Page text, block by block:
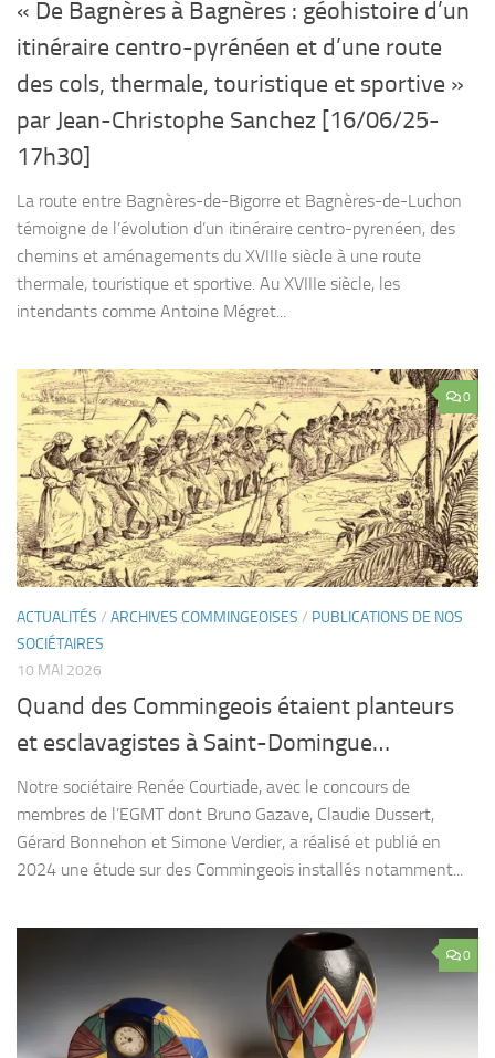
« De Bagnères à Bagnères : géohistoire d’un
itinéraire centro-pyrénéen et d’une route
des cols, thermale, touristique et sportive »
par Jean-Christophe Sanchez [16/06/25-
17h30]
La route entre Bagnères-de-Bigorre et Bagnères-de-Luchon
témoigne de l’évolution d’un itinéraire centro-pyrenéen, des
chemins et aménagements du XVIIIe siècle à une route
thermale, touristique et sportive. Au XVIIIe siècle, les
intendants comme Antoine Mégret...
0
ACTUALITÉS / ARCHIVES COMMINGEOISES / PUBLICATIONS DE NOS
SOCIÉTAIRES
10 MAI 2026
Quand des Commingeois étaient planteurs
et esclavagistes à Saint-Domingue…
Notre sociétaire Renée Courtiade, avec le concours de
membres de l’EGMT dont Bruno Gazave, Claudie Dussert,
Gérard Bonnehon et Simone Verdier, a réalisé et publié en
2024 une étude sur des Commingeois installés notamment...
0